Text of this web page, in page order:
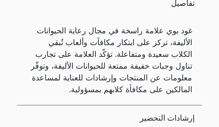
تفاصيل
غود بوي علامة راسخة في مجال رعاية الحيوانات
الأليفة، تركز على ابتكار مكافآت وألعاب تُبقي
الكلاب سعيدة ومتفاعلة. تؤكّد العلامة على تجارب
تناول وجبات خفيفة ممتعة للحيوانات الأليفة، وتوفّر
معلومات عن المنتجات وإرشادات للعناية لمساعدة
المالكين على مكافأة كلابهم بمسؤولية.
إرشادات التحضير